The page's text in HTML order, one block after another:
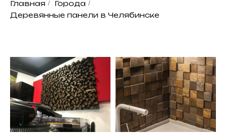
Главная / Города /
Деревянные панели в Челябинске